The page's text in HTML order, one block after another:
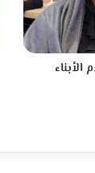
الأبناء